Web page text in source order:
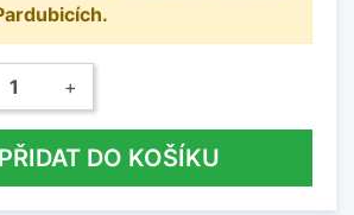
+
PŘIDAT DO KOŠÍKU